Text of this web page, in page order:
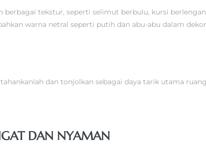
tekstur, seperti selimut berbulu, kursi
warna netral seperti putih dan abu-abu dalam
dan tonjolkan sebagai daya tarik utama
DAN NYAMAN